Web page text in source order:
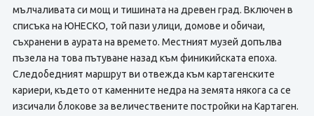
мълчаливата си мощ и тишината на древен град. Включен в
списъка на ЮНЕСКО, той пази улици, домове и обичаи,
съхранени в аурата на времето. Местният музей допълва
пъзела на това пътуване назад към финикийската епоха.
Следобедният маршрут ви отвежда към картагенските
кариери, където от каменните недра на земята някога са се
изсичали блокове за величествените постройки на Картаген.